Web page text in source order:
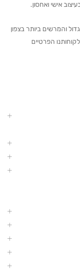
אישי ואחסון.
והמרשים ביותר בצפון
את לקוחותנו הפרטיים